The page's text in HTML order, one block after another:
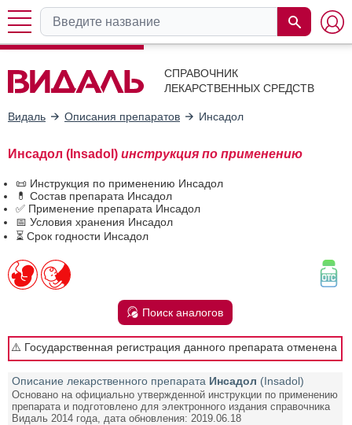
СПРАВОЧНИК
ЛЕКАРСТВЕННЫХ СРЕДСТВ
Видаль Описания препаратов Инсадол
Инсадол (Insadol) инструкция по применению
📜 Инструкция по применению Инсадол
💊 Состав препарата Инсадол
✅ Применение препарата Инсадол
📅 Условия хранения Инсадол
⏳ Срок годности Инсадол
Поиск аналогов
⚠️ Государственная регистрация данного препарата отменена
Описание лекарственного препарата Инсадол (Insadol)
Основано на официально утвержденной инструкции по применению
препарата и подготовлено для электронного издания справочника
Видаль 2014 года, дата обновления: 2019.06.18